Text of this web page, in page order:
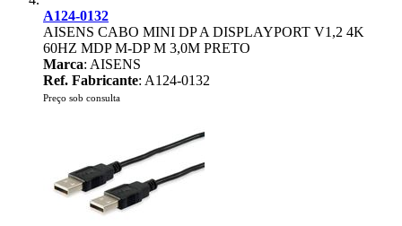
A124-0132
AISENS CABO MINI DP A DISPLAYPORT V1,2 4K
60HZ MDP M-DP M 3,0M PRETO
Marca: AISENS
Ref. Fabricante: A124-0132
Preço sob consulta